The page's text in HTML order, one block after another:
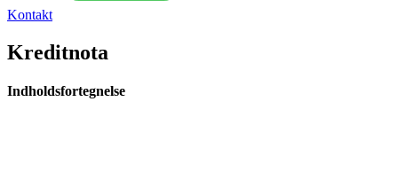
Kontakt
Kreditnota
Indholdsfortegnelse